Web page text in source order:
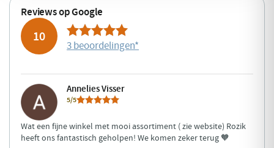
Reviews op Google
10
3 beoordelingen*
Annelies Visser
5/5
Wat een fijne winkel met mooi assortiment ( zie website) Rozik
heeft ons fantastisch geholpen! We komen zeker terug 🧡